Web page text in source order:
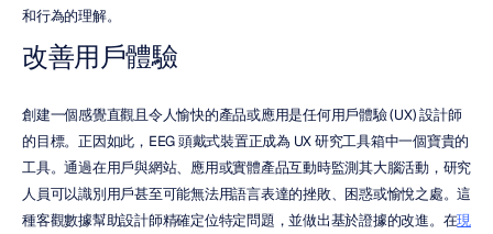
和行為的理解。
改善用戶體驗
創建一個感覺直觀且令人愉快的產品或應用是任何用戶體驗 (UX) 設計師
的目標。正因如此，EEG 頭戴式裝置正成為 UX 研究工具箱中一個寶貴的
工具。通過在用戶與網站、應用或實體產品互動時監測其大腦活動，研究
人員可以識別用戶甚至可能無法用語言表達的挫敗、困惑或愉悅之處。這
種客觀數據幫助設計師精確定位特定問題，並做出基於證據的改進。在現